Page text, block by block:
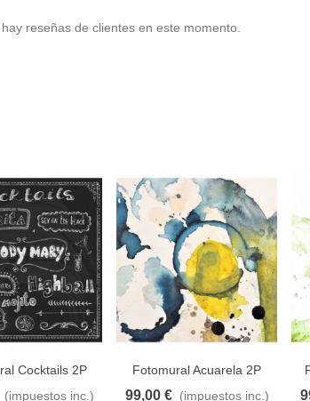
hay reseñas de clientes en este momento.
A lista de deseos
Cocktails 2P
(impuestos inc.) Añadir al carrito A lista de deseos
Fotomural Acuarela 2P
99,00 € (impuestos inc.)